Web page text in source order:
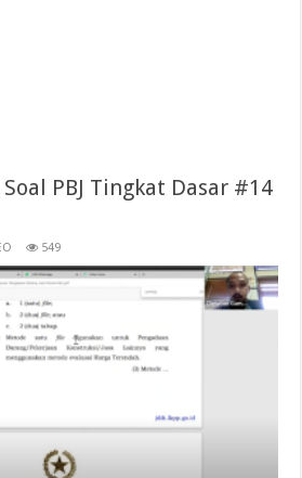
PBJ Tingkat Dasar #14
549